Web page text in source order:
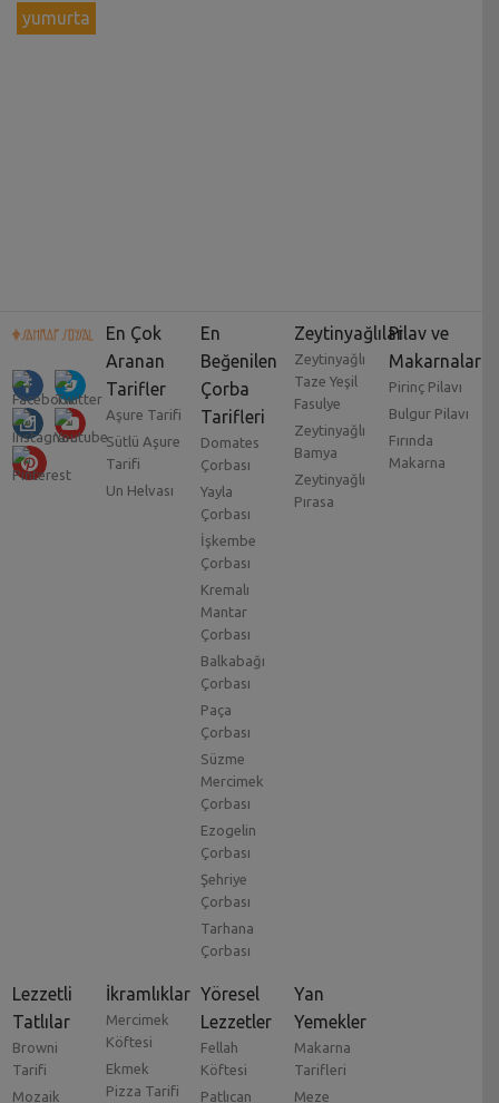
yumurta
En Çok
Aranan
Tarifler
Aşure Tarifi
Sütlü Aşure
Tarifi
Un Helvası
En
Beğenilen
Çorba
Tarifleri
Domates
Çorbası
Yayla
Çorbası
İşkembe
Çorbası
Kremalı
Mantar
Çorbası
Balkabağı
Çorbası
Paça
Çorbası
Süzme
Mercimek
Çorbası
Ezogelin
Çorbası
Şehriye
Çorbası
Tarhana
Çorbası
Zeytinyağlılar
Zeytinyağlı
Taze Yeşil
Fasulye
Zeytinyağlı
Bamya
Zeytinyağlı
Pırasa
Pilav ve
Makarnalar
Pirinç Pilavı
Bulgur Pilavı
Fırında
Makarna
Lezzetli
Tatlılar
Browni
Tarifi
Mozaik
İkramlıklar
Mercimek
Köftesi
Ekmek
Pizza Tarifi
Yöresel
Lezzetler
Fellah
Köftesi
Patlıcan
Yan
Yemekler
Makarna
Tarifleri
Meze